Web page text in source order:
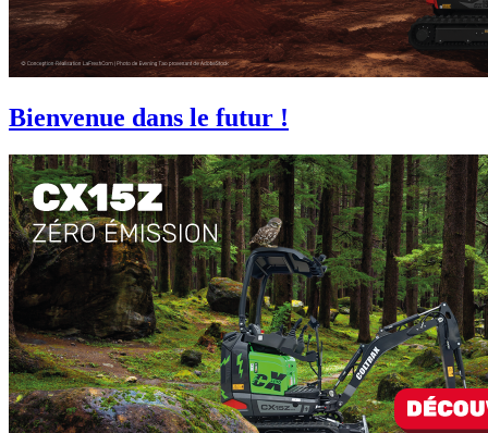
Bienvenue dans le futur !